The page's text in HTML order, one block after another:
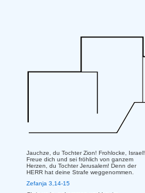
Jauchze, du Tochter Zion! Frohlocke, Israel!
Freue dich und sei fröhlich von ganzem
Herzen, du Tochter Jerusalem! Denn der
HERR hat deine Strafe weggenommen.
Zefanja 3,14-15